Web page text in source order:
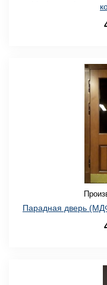
Парадная дверь